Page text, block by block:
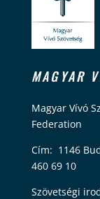
MAGYAR
Magyar Vívó
Federation
Cím: 1146
460 69 10
Szövetségi